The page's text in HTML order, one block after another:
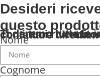
Desideri
questo
Ti daremo tutte le info per prendere contatti con i tuoi rivenditori di
Nome
Cognome